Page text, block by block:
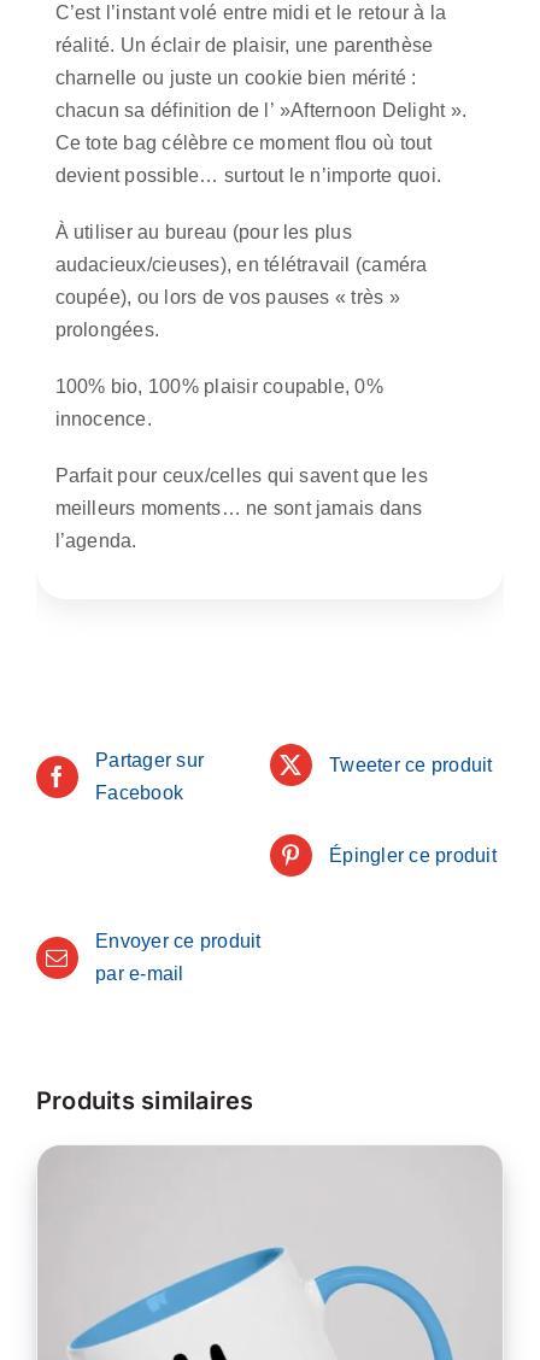
C’est l’instant volé entre midi et le retour à la
réalité. Un éclair de plaisir, une parenthèse
charnelle ou juste un cookie bien mérité :
chacun sa définition de l’ »Afternoon Delight ».
Ce tote bag célèbre ce moment flou où tout
devient possible… surtout le n’importe quoi.
À utiliser au bureau (pour les plus
audacieux/cieuses), en télétravail (caméra
coupée), ou lors de vos pauses « très »
prolongées.
100% bio, 100% plaisir coupable, 0%
innocence.
Parfait pour ceux/celles qui savent que les
meilleurs moments… ne sont jamais dans
l’agenda.
Partager sur
Facebook
Tweeter ce produit
Épingler ce produit
Envoyer ce produit
par e-mail
Produits similaires